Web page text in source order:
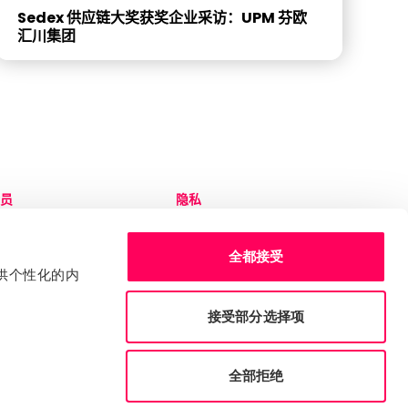
个性化的内
全都接受
接受部分选择项
全部拒绝
Sedex 供应链大奖获奖企业采访：UPM 芬欧
汇川集团
品牌工具包
隐私
审核员规则
2026 年年度股东大会
2025 年税收政策